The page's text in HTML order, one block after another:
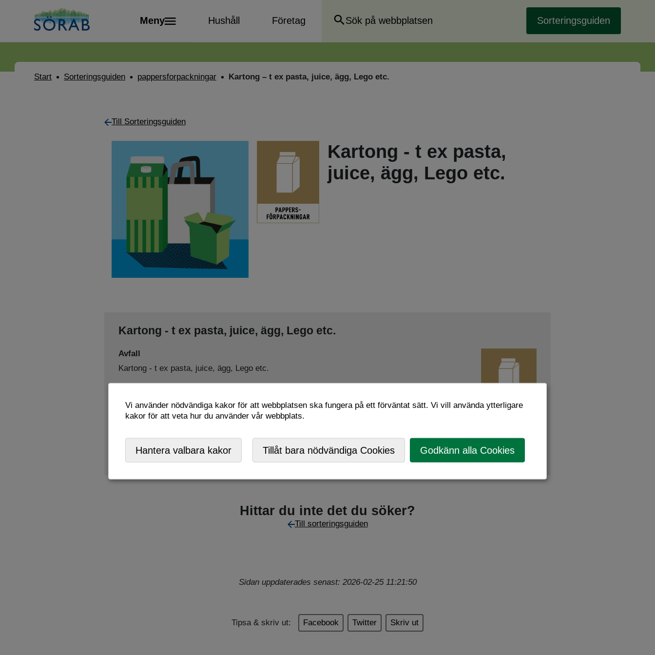
Meny Hushåll Företag Sorteringsguiden
Start Sorteringsguiden pappersforpackningar Kartong – t ex pasta, juice, ägg, Lego etc.
Till Sorteringsguiden
Kartong - t ex pasta,
juice, ägg, Lego etc.
Kartong - t ex pasta, juice, ägg, Lego etc.
Avfall
Kartong - t ex pasta, juice, ägg, Lego etc.
Pappersförpackningar
Hittar du inte det du söker?
Till sorteringsguiden
Sidan uppdaterades senast: 2026-02-25 11:21:50
Tipsa & skriv ut: Facebook Twitter Skriv ut
Vi använder nödvändiga kakor för att webbplatsen ska fungera på ett förväntat sätt. Vi vill använda ytterligare
kakor för att veta hur du använder vår webbplats.
Hantera valbara kakor Tillåt bara nödvändiga Cookies Godkänn alla Cookies